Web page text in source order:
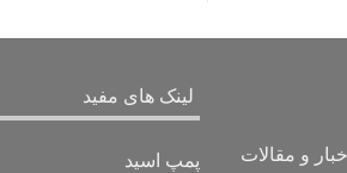
و مقالات
لینک های مفید
پمپ اسید